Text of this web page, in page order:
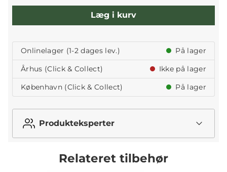
Læg i kurv
Onlinelager (1-2 dages lev.)
På lager
Århus (Click & Collect)
Ikke på lager
København (Click & Collect)
På lager
Produkteksperter
Relateret tilbehør